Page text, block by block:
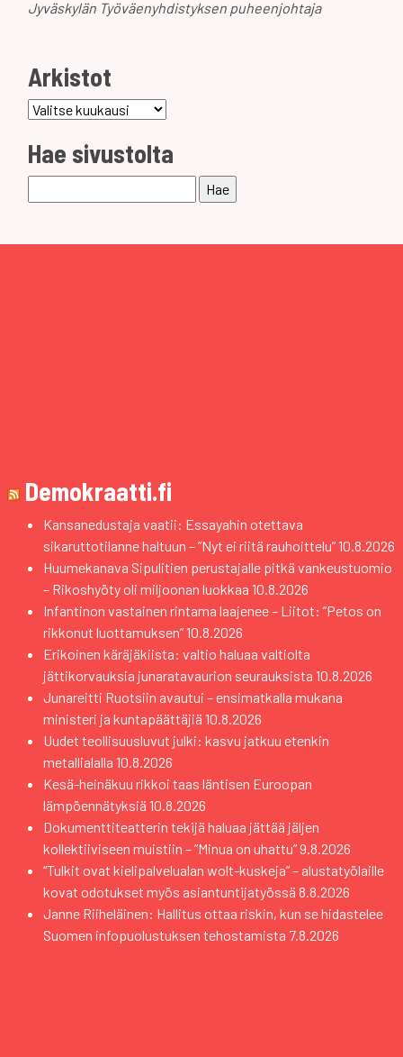
Jyväskylän Työväenyhdistyksen puheenjohtaja
Arkistot
Arkistot
Hae sivustolta
Demokraatti.fi
Kansanedustaja vaatii: Essayahin otettava
sikaruttotilanne haltuun – ”Nyt ei riitä rauhoittelu” 10.8.2026
Huumekanava Sipulitien perustajalle pitkä vankeustuomio
– Rikoshyöty oli miljoonan luokkaa 10.8.2026
Infantinon vastainen rintama laajenee – Liitot: ”Petos on
rikkonut luottamuksen” 10.8.2026
Erikoinen käräjäkiista: valtio haluaa valtiolta
jättikorvauksia junaratavaurion seurauksista 10.8.2026
Junareitti Ruotsiin avautui – ensimatkalla mukana
ministeri ja kuntapäättäjiä 10.8.2026
Uudet teollisuusluvut julki: kasvu jatkuu etenkin
metallialalla 10.8.2026
Kesä-heinäkuu rikkoi taas läntisen Euroopan
lämpöennätyksiä 10.8.2026
Dokumenttiteatterin tekijä haluaa jättää jäljen
kollektiiviseen muistiin – ”Minua on uhattu”9.8.2026
“Tulkit ovat kielipalvelualan wolt-kuskeja” – alustatyölaille
kovat odotukset myös asiantuntijatyössä 8.8.2026
Janne Riiheläinen: Hallitus ottaa riskin, kun se hidastelee
Suomen infopuolustuksen tehostamista 7.8.2026